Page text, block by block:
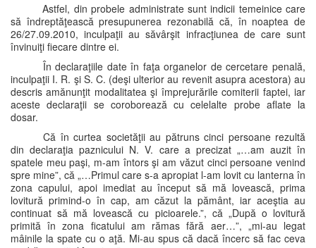
Astfel, din probele administrate sunt indicii temeinice care
să îndreptăţească presupunerea rezonabilă că, în noaptea de
26/27.09.2010, inculpaţii au săvârşit infracţiunea de care sunt
învinuiţi fiecare dintre ei.
În declaraţiile date în faţa organelor de cercetare penală,
inculpaţii I. R. şi S. C. (deşi ulterior au revenit asupra acestora) au
descris amănunţit modalitatea şi împrejurările comiterii faptei, iar
aceste declaraţii se coroborează cu celelalte probe aflate la
dosar.
Că în curtea societăţii au pătruns cinci persoane rezultă
din declaraţia paznicului N. V. care a precizat „…am auzit în
spatele meu paşi, m-am întors şi am văzut cinci persoane venind
spre mine”, că „…Primul care s-a apropiat l-am lovit cu lanterna în
zona capului, apoi imediat au început să mă lovească, prima
lovitură primind-o în cap, am căzut la pământ, iar aceştia au
continuat să mă lovească cu picioarele.”, că „După o lovitură
primită în zona ficatului am rămas fără aer…”, „mi-au legat
mâinile la spate cu o aţă. Mi-au spus că dacă încerc să fac ceva